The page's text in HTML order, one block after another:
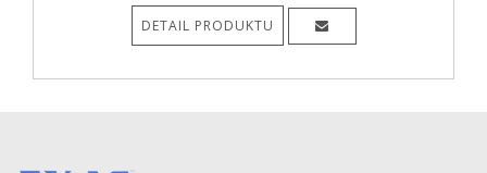
DETAIL PRODUKTU